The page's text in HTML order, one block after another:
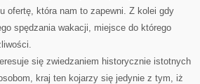
ofertę, która nam to zapewni. Z kolei gdy
spędzania wakacji, miejsce do którego
się zwiedzaniem historycznie istotnych
kraj ten kojarzy się jedynie z tym, iż